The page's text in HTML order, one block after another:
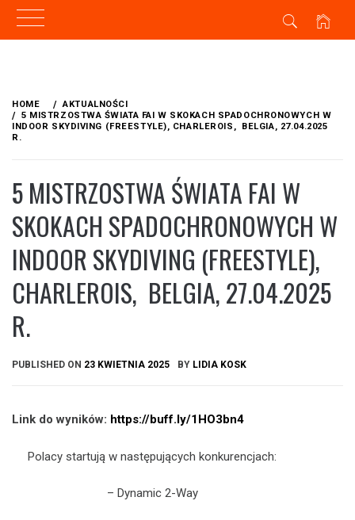
content
HOME
AKTUALNOŚCI
5 MISTRZOSTWA ŚWIATA FAI W SKOKACH SPADOCHRONOWYCH W
INDOOR SKYDIVING (FREESTYLE), CHARLEROIS, BELGIA, 27.04.2025
R.
5 MISTRZOSTWA ŚWIATA FAI W
SKOKACH SPADOCHRONOWYCH W
INDOOR SKYDIVING (FREESTYLE),
CHARLEROIS, BELGIA, 27.04.2025
R.
PUBLISHED ON 23 KWIETNIA 2025 BY LIDIA KOSK
Link do wyników: https://buff.ly/1HO3bn4
Polacy startują w następujących konkurencjach:
– Dynamic 2-Way